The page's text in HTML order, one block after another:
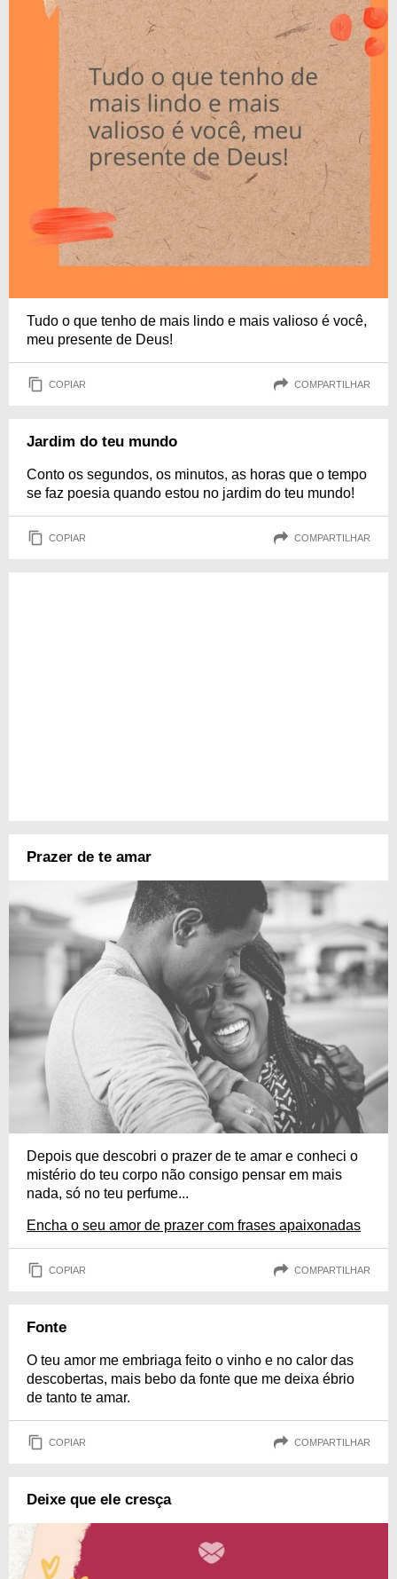
Tudo o que tenho de mais lindo e mais valioso é você,
meu presente de Deus!
COPIAR COMPARTILHAR
Jardim do teu mundo
Conto os segundos, os minutos, as horas que o tempo
se faz poesia quando estou no jardim do teu mundo!
COPIAR COMPARTILHAR
Prazer de te amar
Depois que descobri o prazer de te amar e conheci o
mistério do teu corpo não consigo pensar em mais
nada, só no teu perfume...
Encha o seu amor de prazer com frases apaixonadas
COPIAR COMPARTILHAR
Fonte
O teu amor me embriaga feito o vinho e no calor das
descobertas, mais bebo da fonte que me deixa ébrio
de tanto te amar.
COPIAR COMPARTILHAR
Deixe que ele cresça